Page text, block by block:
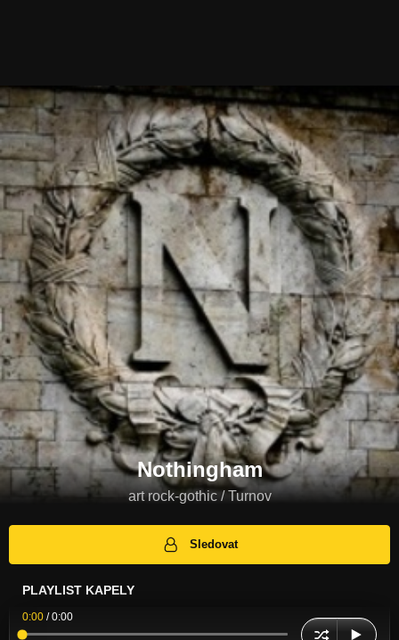
Nothingham
art rock-gothic / Turnov
Sledovat
PLAYLIST KAPELY
0:00 /0:00